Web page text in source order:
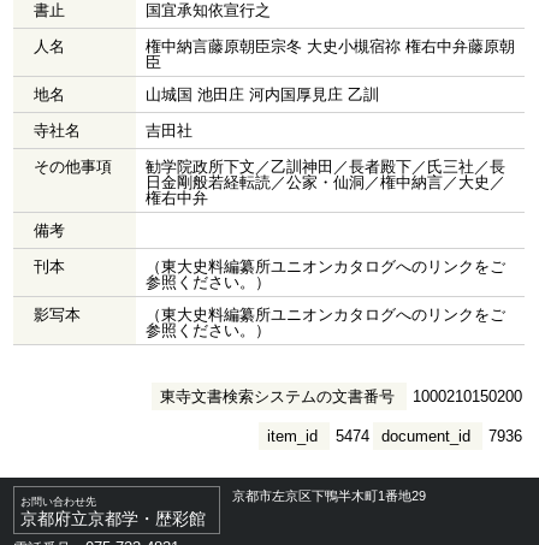
書止
国宜承知依宣行之
人名
権中納言藤原朝臣宗冬 大史小槻宿祢 権右中弁藤原朝
臣
地名
山城国 池田庄 河内国厚見庄 乙訓
寺社名
吉田社
その他事項
勧学院政所下文／乙訓神田／長者殿下／氏三社／長
日金剛般若経転読／公家・仙洞／権中納言／大史／
権右中弁
備考
刊本
（東大史料編纂所ユニオンカタログへのリンクをご
参照ください。）
影写本
（東大史料編纂所ユニオンカタログへのリンクをご
参照ください。）
東寺文書検索システムの文書番号 1000210150200
document_id 7936
item_id 5474
お問い合わせ先
京都府立京都学・歴彩館
京都市左京区下鴨半木町1番地29